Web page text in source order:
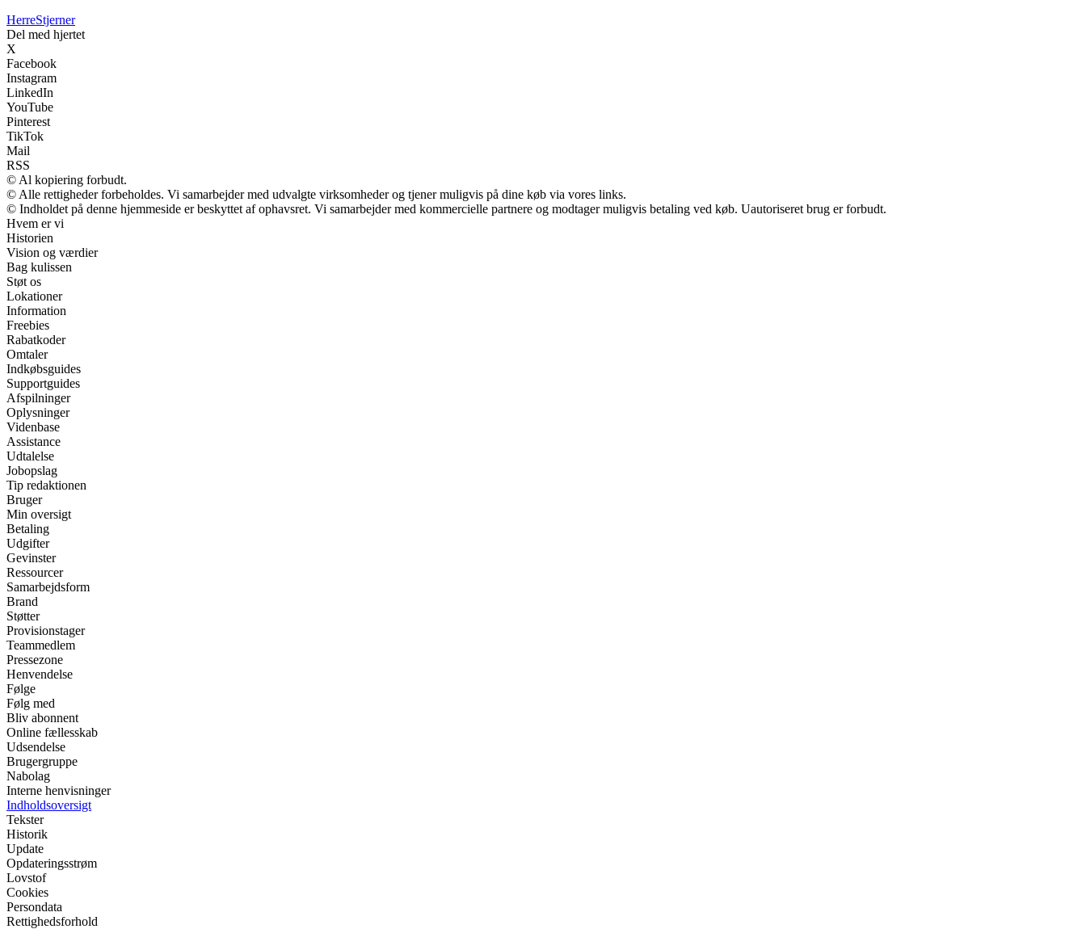
HerreStjerner
Del med hjertet
X
Facebook
Instagram
LinkedIn
YouTube
Pinterest
TikTok
Mail
RSS
© Al kopiering forbudt.
© Alle rettigheder forbeholdes. Vi samarbejder med udvalgte virksomheder og tjener muligvis på dine køb via vores links.
© Indholdet på denne hjemmeside er beskyttet af ophavsret. Vi samarbejder med kommercielle partnere og modtager muligvis betaling ved køb. Uautoriseret brug er forbudt.
Hvem er vi
Historien
Vision og værdier
Bag kulissen
Støt os
Lokationer
Information
Freebies
Rabatkoder
Omtaler
Indkøbsguides
Supportguides
Afspilninger
Oplysninger
Videnbase
Assistance
Udtalelse
Jobopslag
Tip redaktionen
Bruger
Min oversigt
Betaling
Udgifter
Gevinster
Ressourcer
Samarbejdsform
Brand
Støtter
Provisionstager
Teammedlem
Pressezone
Henvendelse
Følge
Følg med
Bliv abonnent
Online fællesskab
Udsendelse
Brugergruppe
Nabolag
Interne henvisninger
Indholdsoversigt
Tekster
Historik
Update
Opdateringsstrøm
Lovstof
Cookies
Persondata
Rettighedsforhold